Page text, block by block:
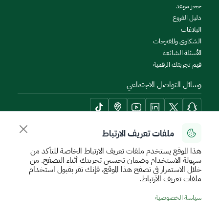
ملفات تعريف الارتباط
هذا الموقع يستخدم ملفات تعريف الارتباط الخاصة للتأكد من
سهولة الاستخدام وضمان تحسين تجربتك أثناء التصفح. من
خلال الاستمرار في تصفح هذا الموقع، فإنك تقر بقبول استخدام
ملفات تعريف الارتباط.
سياسة الخصوصية
حجز موعد
دليل الفروع
البلاغات
الشكاوى والمقترحات
الأسئلة الشائعة
قيم تجربتك الرقمية
وسائل التواصل الاجتماعي
أدوات الإتاحة وامكانية الوصول
سياسة الإستخدام الآمن